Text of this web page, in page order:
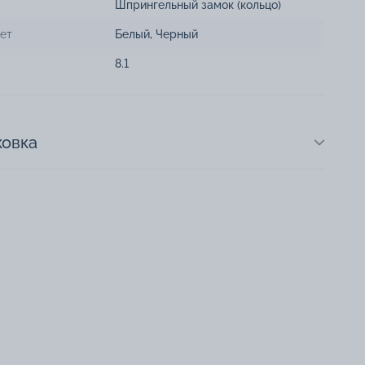
Шпрингельный замок (кольцо)
Белый, Черный
8.1